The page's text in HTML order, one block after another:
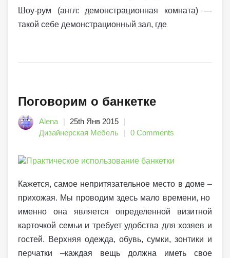
Шоу-рум (англ: демонстрационная комната) —
такой себе демонстрационный зал, где
Поговорим о банкетке
Alena
25th Янв 2015
Дизайнерская Мебель
0 Comments
Кажется, самое непритязательное место в доме –
прихожая. Мы проводим здесь мало времени, но
именно она является определенной визитной
карточкой семьи и требует удобства для хозяев и
гостей. Верхняя одежда, обувь, сумки, зонтики и
перчатки –каждая вещь должна иметь свое